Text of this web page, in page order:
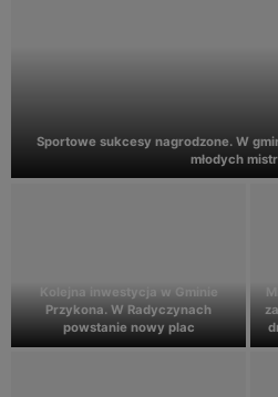
sukcesy nagrodzone. W gminie
młodych mistrzów
inwestycja w Gminie
W Radyczynach
nowy plac
Mieszkańcy
zabierają głos
drzew. Trwa